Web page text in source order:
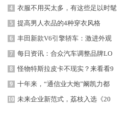
4 衣服不用买太多，有这些足以时髦
5 提高男人衣品的4种穿衣风格
6 丰田新款V6引擎轿车：激进外观
7 每日资讯：合众汽车调整品牌LO
8 怪物特斯拉皮卡不现实？来看看9
9 十年来，“通信业大炮”阚凯力都
10 未来企业新范式，荔枝入选《20